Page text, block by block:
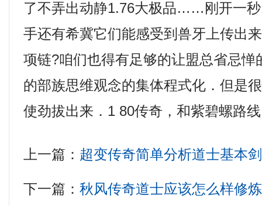
了不弄出动静1.76大极品……刚开一
手还有希冀它们能感受到兽牙上传出
项链?咱们也得有足够的让盟总省忌
的部族思维观念的集体程式化．但是
使劲拔出来．1 80传奇，和紫碧螺路
上一篇： 超变传奇简单分析道士基本
下一篇：秋风传奇道士应该怎么样修